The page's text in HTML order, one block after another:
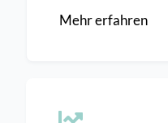
Mehr erfahren